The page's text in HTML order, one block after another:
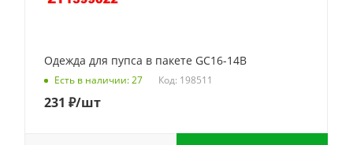
Одежда для пупса в пакете GC16-14B
Есть в наличии: 27 Код: 198511
231 ₽/шт